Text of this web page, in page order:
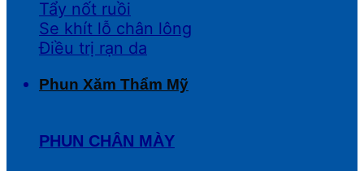
Tẩy nốt ruồi
Se khít lỗ chân lông
Điều trị rạn da
Phun Xăm Thẩm Mỹ
PHUN CHÂN MÀY